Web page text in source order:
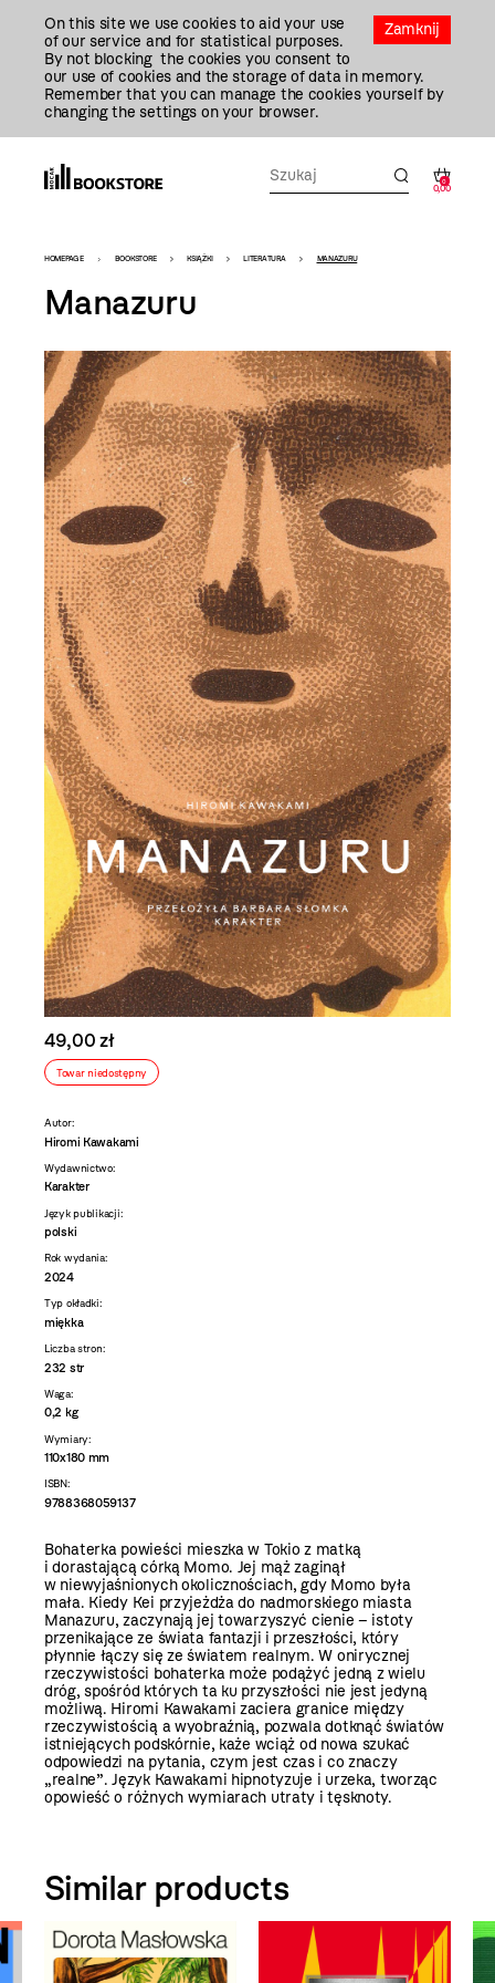
Zamknij
On this site we use cookies to aid your use
of our service and for statistical purposes.
By not blocking the cookies you consent to
our use of cookies and the storage of data in memory.
Remember that you can manage the cookies yourself by
changing the settings on your browser.
0
0,00
Bookstore
-
szablon
szczegóły
HOMEPAGE BOOKSTORE KSIĄŻKI LITERATURA MANAZURU
Manazuru
49,00 zł
Towar niedostępny
Autor:
Hiromi Kawakami
Wydawnictwo:
Karakter
Język publikacji:
polski
Rok wydania:
2024
Typ okładki:
miękka
Liczba stron:
232 str
Waga:
0,2 kg
Wymiary:
110x180 mm
ISBN:
9788368059137
Bohaterka powieści mieszka w Tokio z matką
i dorastającą córką Momo. Jej mąż zaginął
w niewyjaśnionych okolicznościach, gdy Momo była
mała. Kiedy Kei przyjeżdża do nadmorskiego miasta
Manazuru, zaczynają jej towarzyszyć cienie – istoty
przenikające ze świata fantazji i przeszłości, który
płynnie łączy się ze światem realnym. W onirycznej
rzeczywistości bohaterka może podążyć jedną z wielu
dróg, spośród których ta ku przyszłości nie jest jedyną
możliwą. Hiromi Kawakami zaciera granice między
rzeczywistością a wyobraźnią, pozwala dotknąć światów
istniejących podskórnie, każe wciąż od nowa szukać
odpowiedzi na pytania, czym jest czas i co znaczy
„realne”. Język Kawakami hipnotyzuje i urzeka, tworząc
opowieść o różnych wymiarach utraty i tęsknoty.
Similar products